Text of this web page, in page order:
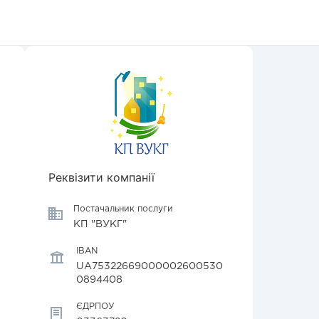
Реквізити компанії
Постачальник послуги
КП "ВУКГ"
IBAN
UA75322669000002600530
0894408
ЄДРПОУ